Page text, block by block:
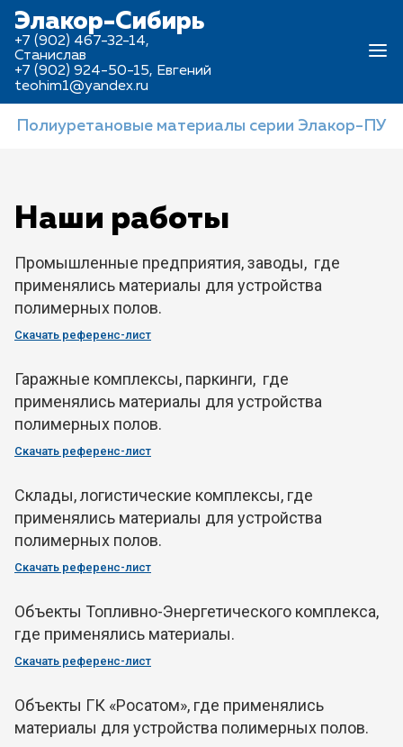
Элакор-Сибирь
+7 (902) 467-32-14,
Станислав
+7 (902) 924-50-15, Евгений
teohim1@yandex.ru
Полиуретановые материалы серии Элакор-ПУ
Наши работы
Промышленные предприятия, заводы, где
применялись материалы для устройства
полимерных полов.
Скачать референс-лист
Гаражные комплексы, паркинги, где
применялись материалы для устройства
полимерных полов.
Скачать референс-лист
Склады, логистические комплексы, где
применялись материалы для устройства
полимерных полов.
Скачать референс-лист
Объекты Топливно-Энергетического комплекса,
где применялись материалы.
Скачать референс-лист
Объекты ГК «Росатом», где применялись
материалы для устройства полимерных полов.